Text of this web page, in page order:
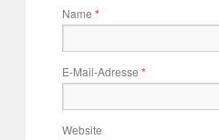
Name *
E-Mail-Adresse *
Website